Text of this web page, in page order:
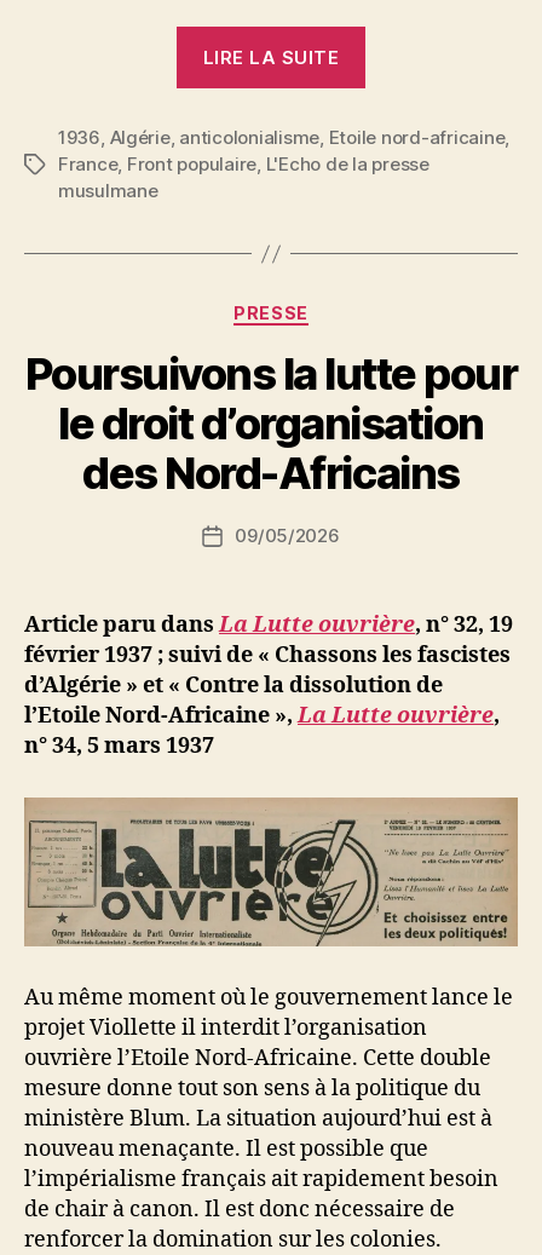
LIRE LA SUITE
proteste »
Étiquettes
1936, Algérie, anticolonialisme, Etoile nord-africaine,
France, Front populaire, L'Echo de la presse
musulmane
Catégories
PRESSE
Poursuivons la lutte pour
le droit d’organisation
des Nord-Africains
Auteur
de
a
r
N
ji
b
Date09/05/2026
Article paru dansLa Lutte ouvrière, n° 32, 19
février 1937 ; suivi de « Chassons les fascistes
d’Algérie » et « Contre la dissolution de
l’Etoile Nord-Africaine »,La Lutte ouvrière,
n° 34, 5 mars 1937
Au même moment où le gouvernement lance le
projet Viollette il interdit l’organisation
ouvrière l’Etoile Nord-Africaine. Cette double
mesure donne tout son sens à la politique du
ministère Blum. La situation aujourd’hui est à
nouveau menaçante. Il est possible que
l’impérialisme français ait rapidement besoin
de chair à canon. Il est donc nécessaire de
renforcer la domination sur les colonies.